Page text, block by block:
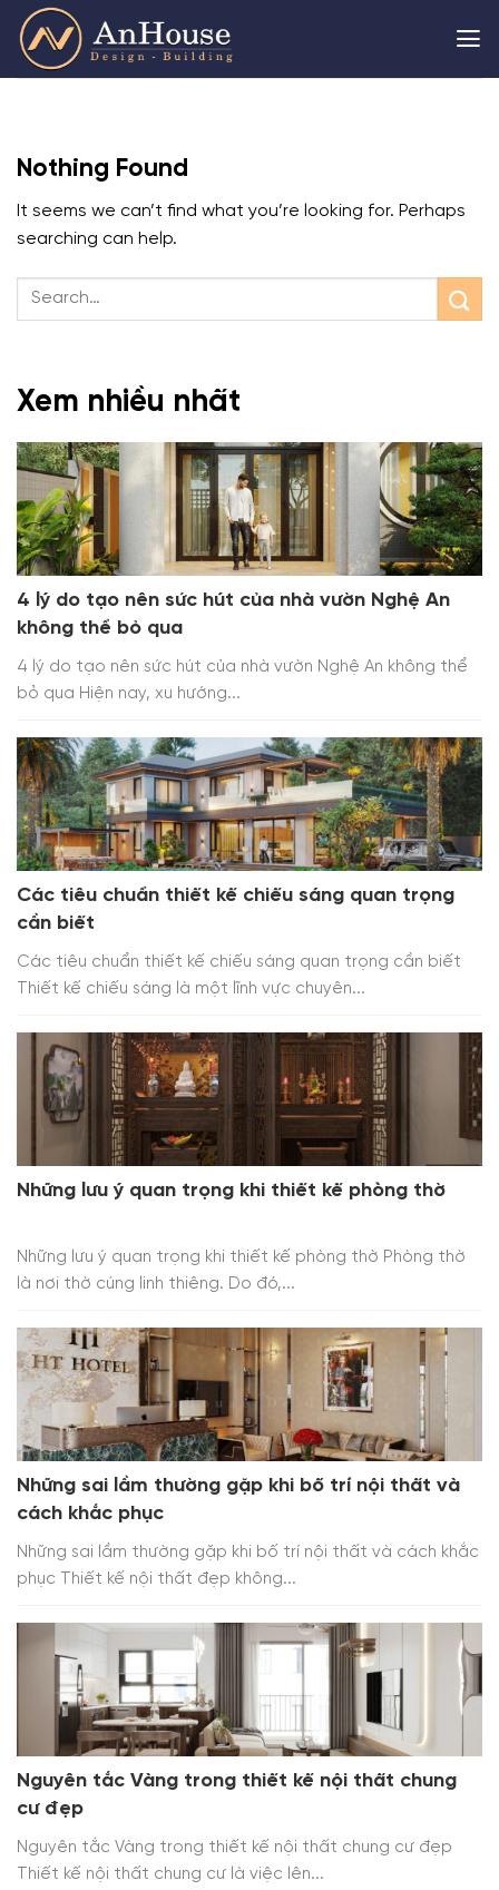
Skip
content
Nothing Found
It seems we can’t find what you’re looking for. Perhaps
searching can help.
Xem nhiều nhất
4 lý do tạo nên sức hút của nhà vườn Nghệ An
không thể bỏ qua
4 lý do tạo nên sức hút của nhà vườn Nghệ An không thể
bỏ qua Hiện nay, xu hướng...
Các tiêu chuẩn thiết kế chiếu sáng quan trọng
cần biết
Các tiêu chuẩn thiết kế chiếu sáng quan trọng cần biết
Thiết kế chiếu sáng là một lĩnh vực chuyên...
Những lưu ý quan trọng khi thiết kế phòng thờ
Những lưu ý quan trọng khi thiết kế phòng thờ Phòng thờ
là nơi thờ cúng linh thiêng. Do đó,...
Những sai lầm thường gặp khi bố trí nội thất và
cách khắc phục
Những sai lầm thường gặp khi bố trí nội thất và cách khắc
phục Thiết kế nội thất đẹp không...
Nguyên tắc Vàng trong thiết kế nội thất chung
cư đẹp
Nguyên tắc Vàng trong thiết kế nội thất chung cư đẹp
Thiết kế nội thất chung cư là việc lên...